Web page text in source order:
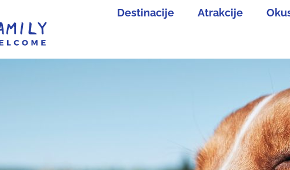
Destinacije Atrakcije